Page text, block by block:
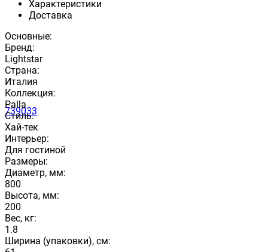
Характеристики
Доставка
Основные:
Бренд:
Lightstar
Страна:
Италия
Коллекция:
Palla
Стиль:
Хай-тек
Интерьер:
Для гостиной
Размеры:
Диаметр, мм:
800
Высота, мм:
200
Вес, кг:
1.8
Ширина (упаковки), см: